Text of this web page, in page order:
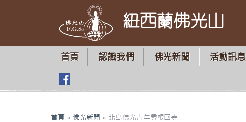
紐西蘭佛光山
首頁 認識我們 佛光新聞 活動訊息
首頁 » 佛光新聞 » 北島佛光青年尋根回寺